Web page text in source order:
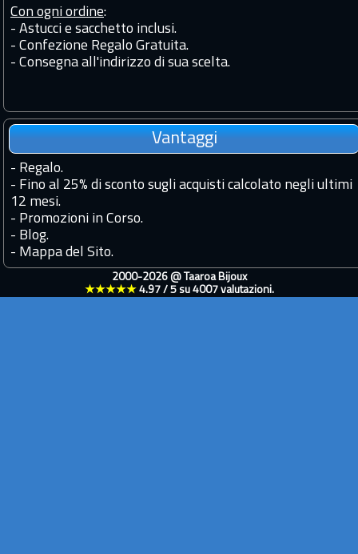
Con ogni ordine:
- Astucci e sacchetto inclusi.
- Confezione Regalo Gratuita.
- Consegna all'indirizzo di sua scelta.
Vantaggi
- Regalo.
- Fino al 25% di sconto sugli acquisti calcolato negli ultimi
12 mesi.
- Promozioni in Corso.
- Blog.
- Mappa del Sito.
2000-2026 @ Taaroa Bijoux
★★★★★ 4.97/ 5su 4007valutazioni.